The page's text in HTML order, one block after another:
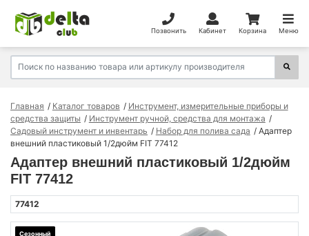
Позвонить Кабинет Корзина Меню
Главная Каталог товаров
Инструмент, измерительные приборы и
средства защиты
Инструмент ручной, средства для монтажа
Садовый инструмент и инвентарь
Набор для полива сада
Адаптер
внешний пластиковый 1/2дюйм FIT 77412
Адаптер внешний пластиковый 1/2дюйм
FIT 77412
77412
Сезонный